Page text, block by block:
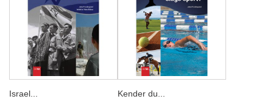
Israel... Kender du...